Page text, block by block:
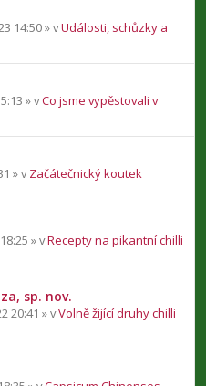
14:50 » vUdálosti, schůzky a
» vCo jsme vypěstovali v
» vZačátečnický koutek
» vRecepty na pikantní chilli
sp. nov.
20:41 » vVolně žijící druhy chilli